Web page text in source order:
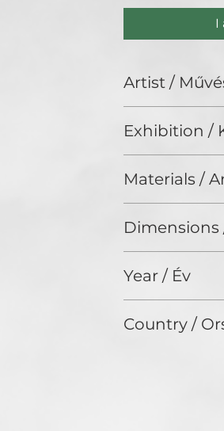
I
Artist /
Exhibition /
Materials /
Dimensions
Year / Év
Country /